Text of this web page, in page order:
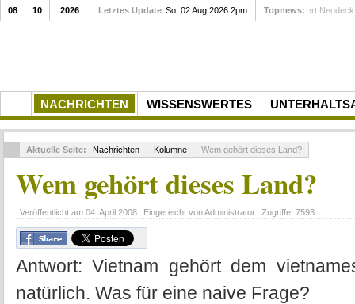
NACHRICHTEN WISSENSWERTES
08 10 2026 Letztes Update So, 02 Aug 2026 2pm Topnews:
Aktuelle Seite: Nachrichten Kolumne Wem gehört dieses Land?
Wem gehört dieses Land?
Veröffentlicht am 04. April 2008 Eingereicht vonAdministrator Zugriffe: 7593
Antwort: Vietnam gehört dem
natürlich. Was für eine naive Frage?